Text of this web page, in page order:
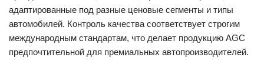
адаптированные под разные ценовые сегменты и типы
автомобилей. Контроль качества соответствует строгим
международным стандартам, что делает продукцию AGC
предпочтительной для премиальных автопроизводителей.